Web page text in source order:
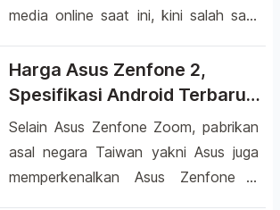
media online saat ini, kini salah satu
tersebut kembali mendatangkan
ponsel terbaru hasil desainnya yang
ZenFone C merupakan pengganti dari
dua model Asus ZenFone 4 yang ada
dipasaran yakni model A400CXG dan
Harga Asus Zenfone 2,
Spesifikasi Android Terbaru
Kamera 13 MP
Selain Asus Zenfone Zoom, pabrikan
asal negara Taiwan yakni Asus juga
memperkenalkan Asus Zenfone 2